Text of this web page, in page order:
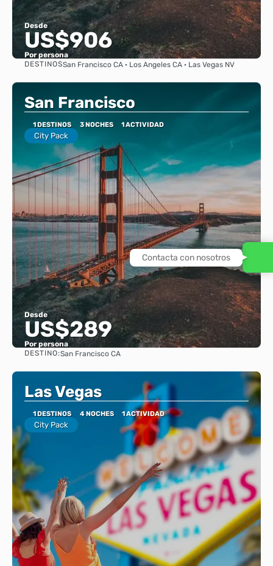
Desde
US$906
Por persona
Ver
DESTINOSSan Francisco CA · Los Angeles CA · Las Vegas NV
San Francisco
1 DESTINOS 3 NOCHES 1 ACTIVIDAD
City Pack
Desde
US$289
Por persona
DESTINO:San Francisco CA
Las Vegas
1 DESTINOS 4 NOCHES 1 ACTIVIDAD
City Pack
Contacta con nosotros